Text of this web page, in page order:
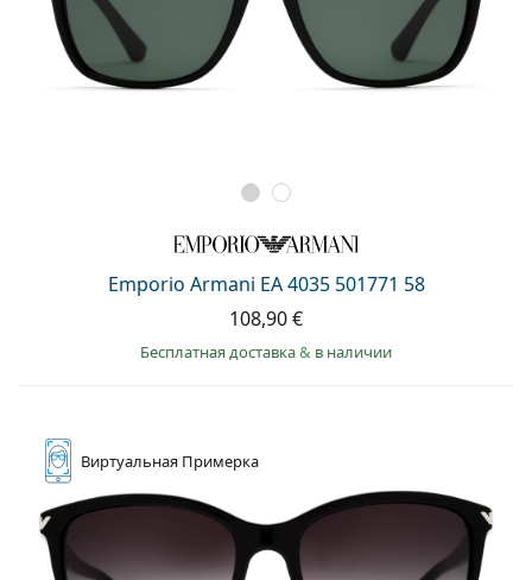
Emporio Armani EA 4035 501771 58
108,90 €
Бесплатная доставка& в наличии
Виртуальная Примерка